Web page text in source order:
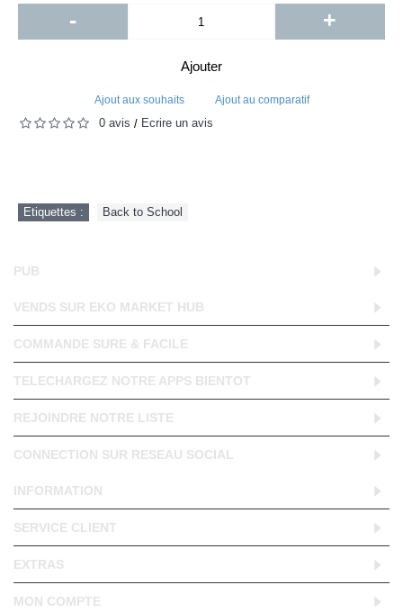
- +
Ajouter
Ajout aux souhaits Ajout au comparatif
0 avis / Écrire un avis
Etiquettes : Back to School
PUB
VENDS SUR EKO MARKET HUB
COMMANDE SURE & FACILE
TELECHARGEZ NOTRE APPS BIENTOT
REJOINDRE NOTRE LISTE
CONNECTION SUR RESEAU SOCIAL
INFORMATION
SERVICE CLIENT
EXTRAS
MON COMPTE